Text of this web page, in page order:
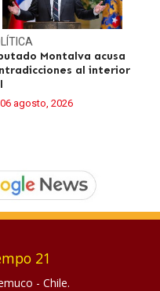
Montalva acusa
al interior
06 agosto, 2026
21
- Chile.